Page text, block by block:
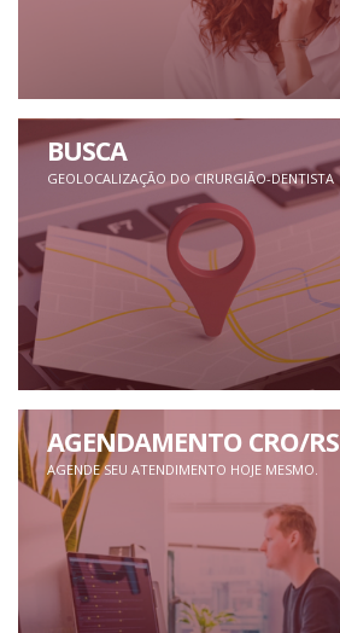
BUSCA
GEOLOCALIZAÇÃO DO CIRURGIÃO-DENTISTA
AGENDAMENTO CRO/RS
AGENDE SEU ATENDIMENTO HOJE MESMO.